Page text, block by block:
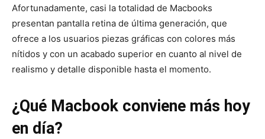
Afortunadamente, casi la totalidad de Macbooks
presentan pantalla retina de última generación, que
ofrece a los usuarios piezas gráficas con colores más
nítidos y con un acabado superior en cuanto al nivel de
realismo y detalle disponible hasta el momento.
¿Qué Macbook conviene más hoy
en día?